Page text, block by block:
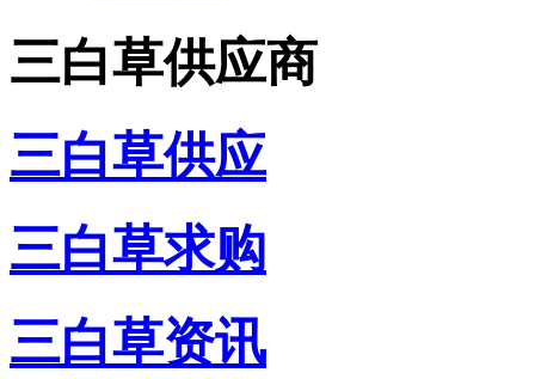
三白草供应商
三白草供应
三白草求购
三白草资讯